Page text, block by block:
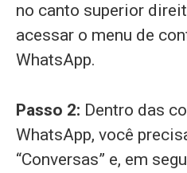
no canto superior
acessar o menu de
WhatsApp.
Passo 2: Dentro das
WhatsApp, você
“Conversas” e, em